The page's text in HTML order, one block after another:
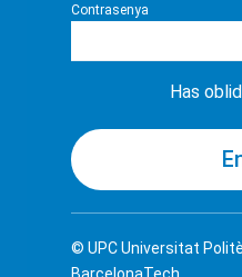
Contrasenya
Has
© UPCUniversitat
BarcelonaTech